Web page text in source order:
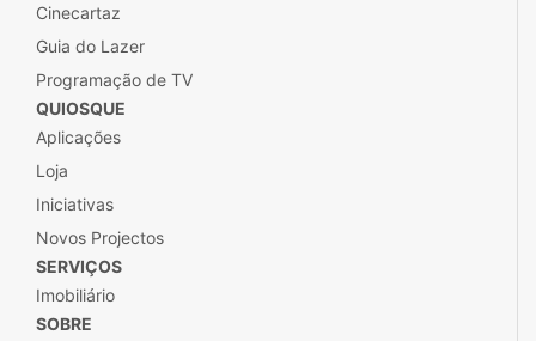
Cinecartaz
Guia do Lazer
Programação de TV
QUIOSQUE
Aplicações
Loja
Iniciativas
Novos Projectos
SERVIÇOS
Imobiliário
SOBRE